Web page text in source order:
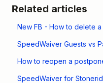
Related articles
New FB - How to delete
SpeedWaiver Guests vs
How to reopen a
SpeedWaiver for